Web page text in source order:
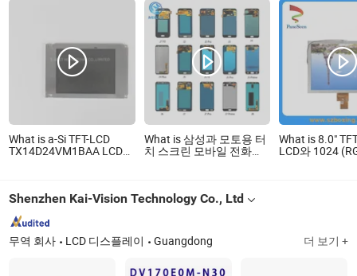
What is a-Si TFT-LCD
TX14D24VM1BAA LCD
What is 삼성과 모토용 터
치 스크린 모바일 전화
What is 8.0"
LCD와 1024
Shenzhen Kai-Vision Technology Co., Ltd
무역 회사 LCD 디스플레이 Guangdong 더 보기 +